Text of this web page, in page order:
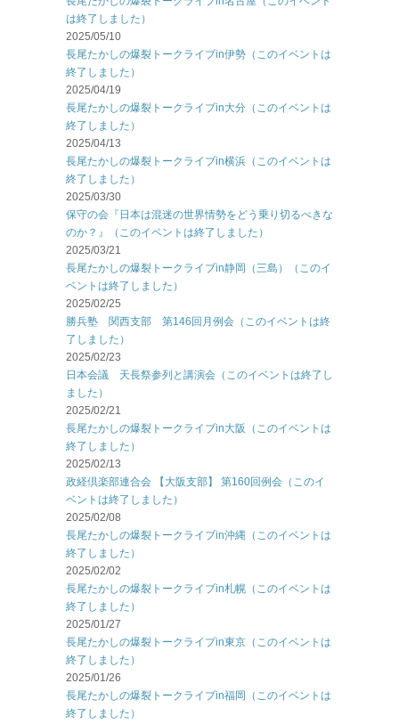
は終了しました）
2025/05/10
長尾たかしの爆裂トークライブin伊勢（このイベントは
終了しました）
2025/04/19
長尾たかしの爆裂トークライブin大分（このイベントは
終了しました）
2025/04/13
長尾たかしの爆裂トークライブin横浜（このイベントは
終了しました）
2025/03/30
保守の会『日本は混迷の世界情勢をどう乗り切るべきな
のか？』（このイベントは終了しました）
2025/03/21
長尾たかしの爆裂トークライブin静岡（三島）（このイ
ベントは終了しました）
2025/02/25
勝兵塾 関西支部 第146回月例会（このイベントは終
了しました）
2025/02/23
日本会議 天長祭参列と講演会（このイベントは終了し
ました）
2025/02/21
長尾たかしの爆裂トークライブin大阪（このイベントは
終了しました）
2025/02/13
政経倶楽部連合会 【大阪支部】 第160回例会（このイ
ベントは終了しました）
2025/02/08
長尾たかしの爆裂トークライブin沖縄（このイベントは
終了しました）
2025/02/02
長尾たかしの爆裂トークライブin札幌（このイベントは
終了しました）
2025/01/27
長尾たかしの爆裂トークライブin東京（このイベントは
終了しました）
2025/01/26
長尾たかしの爆裂トークライブin福岡（このイベントは
終了しました）